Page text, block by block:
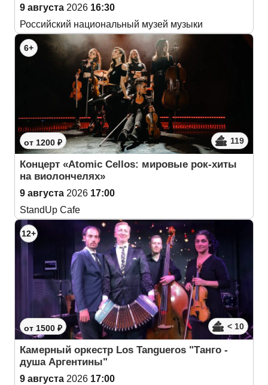
9 августа 2026 16:30
Российский национальный музей музыки
6+
от 1200 ₽ 119
Концерт «Atomic Cellos: мировые рок-хиты
на виолончелях»
9 августа 2026 17:00
StandUp Cafe
12+
от 1500 ₽ < 10
Камерный оркестр Los Tangueros "Танго -
душа Аргентины"
9 августа 2026 17:00